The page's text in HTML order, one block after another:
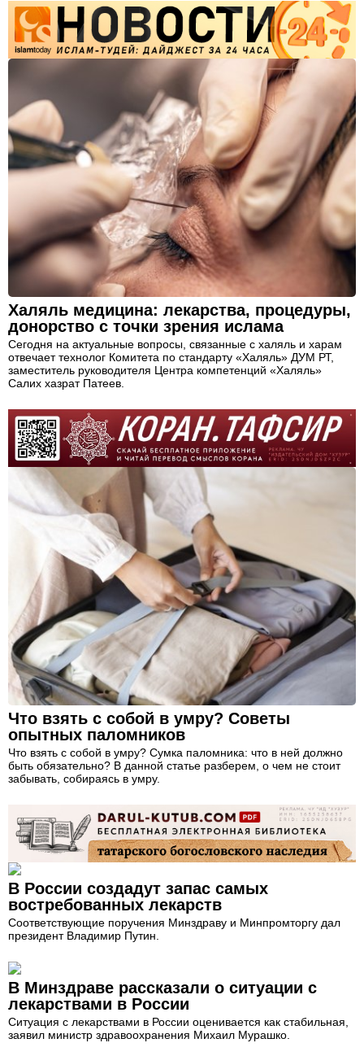
Халяль медицина: лекарства, процедуры,
донорство с точки зрения ислама
Сегодня на актуальные вопросы, связанные с халяль и харам
отвечает технолог Комитета по стандарту «Халяль» ДУМ РТ,
заместитель руководителя Центра компетенций «Халяль»
Салих хазрат Патеев.
Что взять с собой в умру? Советы
опытных паломников
Что взять с собой в умру? Сумка паломника: что в ней должно
быть обязательно? В данной статье разберем, о чем не стоит
забывать, собираясь в умру.
В России создадут запас самых
востребованных лекарств
Соответствующие поручения Минздраву и Минпромторгу дал
президент Владимир Путин.
В Минздраве рассказали о ситуации с
лекарствами в России
Ситуация с лекарствами в России оценивается как стабильная,
заявил министр здравоохранения Михаил Мурашко.